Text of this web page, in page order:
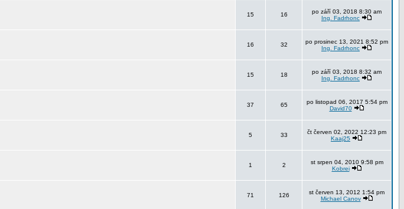
15 16
po září 03, 2018 8:30 am
Ing. Fadrhonc
16 32
po prosinec 13, 2021 8:52 pm
Ing. Fadrhonc
15 18
po září 03, 2018 8:32 am
Ing. Fadrhonc
37 65
po listopad 06, 2017 5:54 pm
David70
5 33
čt červen 02, 2022 12:23 pm
Kaaj25
1 2
st srpen 04, 2010 9:58 pm
Kobrei
71 126
st červen 13, 2012 1:54 pm
Michael Canov